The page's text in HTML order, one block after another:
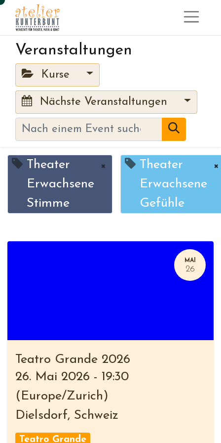
Veranstaltungen
Kurse
Nächste Veranstaltungen
Theater
Erwachsene
Stimme
×
Theater
Erwachsene
Gefühle
×
MAI
26
Teatro Grande 2026
26. Mai 2026 - 19:30
( Europe/Zurich )
Dielsdorf, Schweiz
Teatro Grande